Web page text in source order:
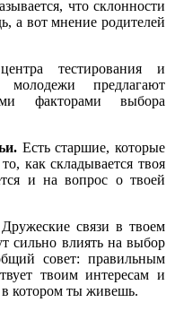
что склонности
а вот мнение родителей
тестирования и
молодежи предлагают
факторами выбора
Есть старшие, которые
как складывается твоя
и на вопрос о твоей
Дружеские связи в твоем
сильно влиять на выбор
совет: правильным
твоим интересам и
в котором ты живешь.